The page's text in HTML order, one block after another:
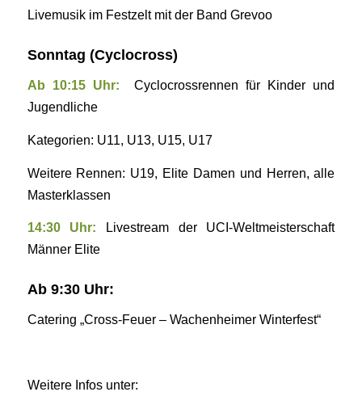
Livemusik im Festzelt mit der Band Grevoo
Sonntag (Cyclocross)
Ab 10:15 Uhr:
Cyclocrossrennen für Kinder und
Jugendliche
Kategorien: U11, U13, U15, U17
Weitere Rennen: U19, Elite Damen und Herren, alle
Masterklassen
14:30 Uhr: Livestream der UCI-Weltmeisterschaft
Männer Elite
Ab 9:30 Uhr:
Catering „Cross-Feuer – Wachenheimer Winterfest“
Weitere Infos unter: